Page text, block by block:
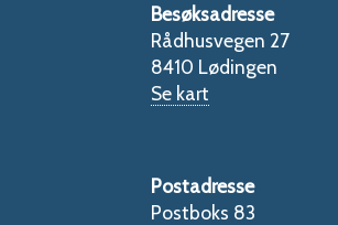
Besøksadresse
Rådhusvegen 27
8410 Lødingen
Se kart
Postadresse
Postboks 83